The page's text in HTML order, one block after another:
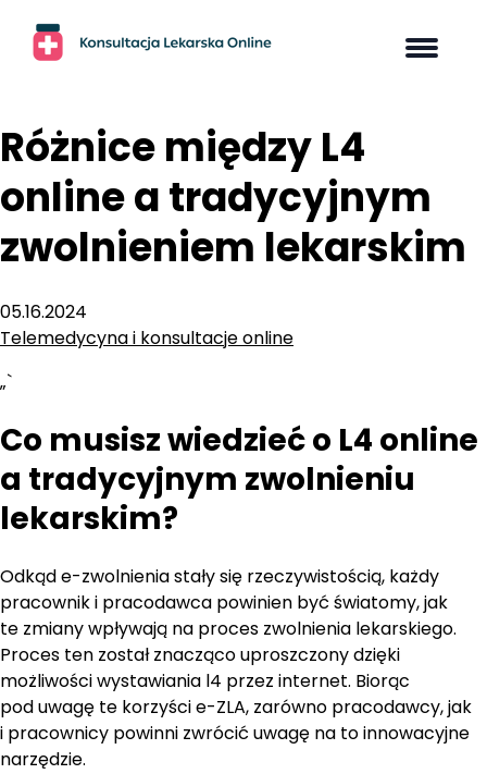
content
Różnice między L4
online a tradycyjnym
zwolnieniem lekarskim
05.16.2024
Telemedycyna i konsultacje online
„`
Co musisz wiedzieć o L4 online
a tradycyjnym zwolnieniu
lekarskim?
Odkąd e-zwolnienia stały się rzeczywistością, każdy
pracownik i pracodawca powinien być światomy, jak
te zmiany wpływają na proces zwolnienia lekarskiego.
Proces ten został znacząco uproszczony dzięki
możliwości wystawiania l4 przez internet. Biorąc
pod uwagę te korzyści e-ZLA, zarówno pracodawcy, jak
i pracownicy powinni zwrócić uwagę na to innowacyjne
narzędzie.